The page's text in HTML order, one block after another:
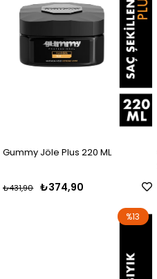
Gummy Jöle Plus 220 ML
₺374,90
₺431,90
%13